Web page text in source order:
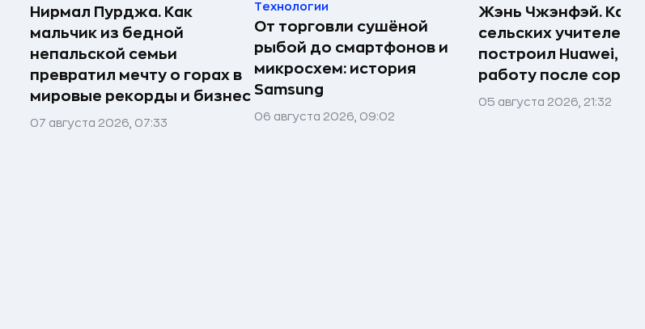
Нирмал Пурджа. Как
мальчик из бедной
непальской семьи
превратил мечту о горах в
мировые рекорды и бизнес
07 августа 2026, 07:33
Технологии
От торговли сушёной
рыбой до смартфонов и
микросхем: история
Samsung
06 августа 2026, 09:02
Жэнь Чжэнфэй. Как
сельских учителей
построил Huawei,
работу после
05 августа 2026, 21:32